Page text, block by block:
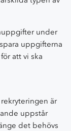
under
uppgifterna
att vi ska
är
uppstår
det behövs